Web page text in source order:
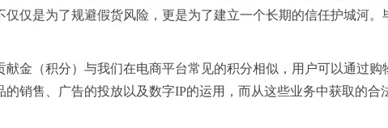
仅是为了规避假货风险，更是为了建立一个长期的信任护城河
金（积分）与我们在电商平台常见的积分相似，用户可以通过
销售、广告的投放以及数字IP的运用，而从这些业务中获取的